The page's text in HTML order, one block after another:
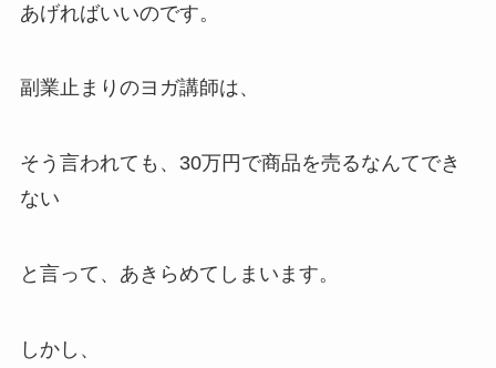
あげればいいのです。
副業止まりのヨガ講師は、
そう言われても、30万円で商品を売るなんてでき
ない
と言って、あきらめてしまいます。
しかし、